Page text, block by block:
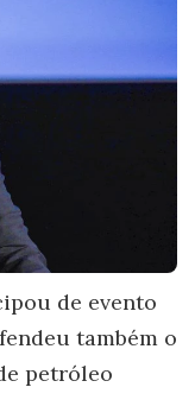
de evento
também o
petróleo